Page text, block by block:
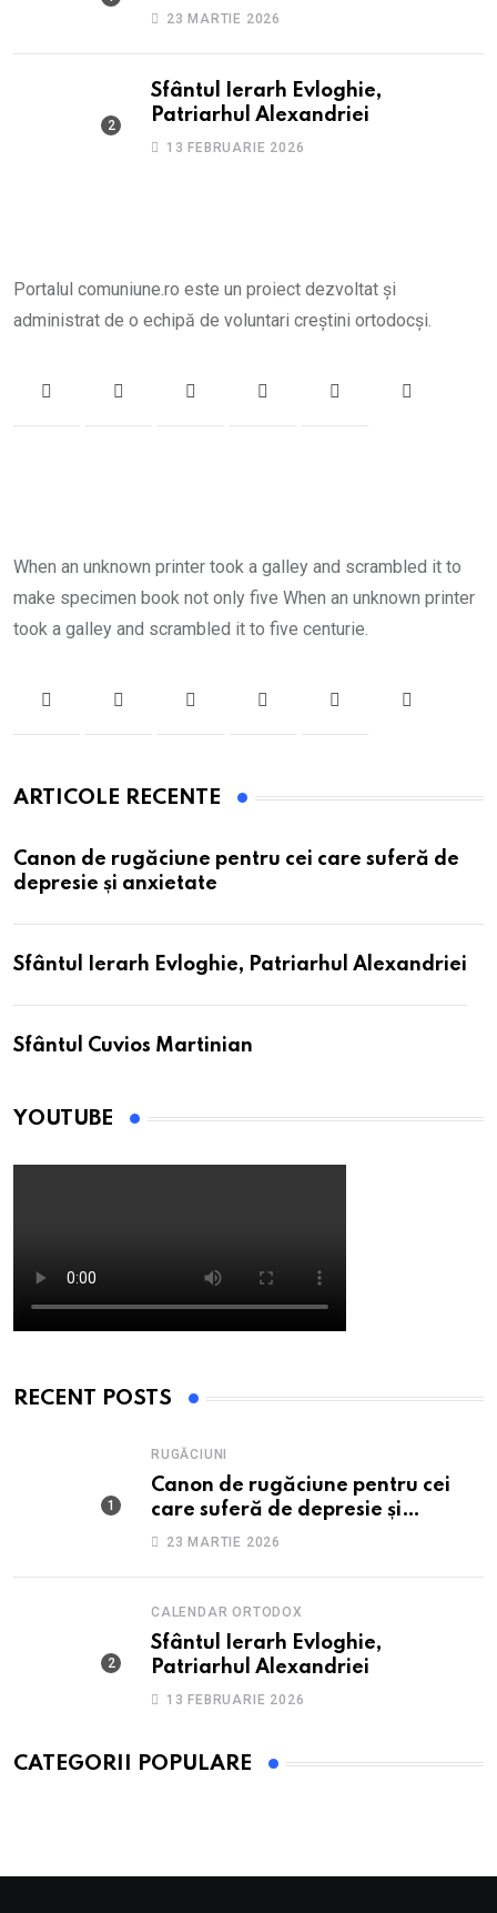
anxietate
23 MARTIE 2026
Sfântul Ierarh Evloghie,
Patriarhul Alexandriei
13 FEBRUARIE 2026
Portalul comuniune.ro este un proiect dezvoltat și
administrat de o echipă de voluntari creștini ortodocși.
When an unknown printer took a galley and scrambled it to
make specimen book not only five When an unknown printer
took a galley and scrambled it to five centurie.
ARTICOLE RECENTE
Canon de rugăciune pentru cei care suferă de
depresie și anxietate
Sfântul Ierarh Evloghie, Patriarhul Alexandriei
Sfântul Cuvios Martinian
YOUTUBE
RECENT POSTS
RUGĂCIUNI
Canon de rugăciune pentru cei
care suferă de depresie și
anxietate
23 MARTIE 2026
CALENDAR ORTODOX
Sfântul Ierarh Evloghie,
Patriarhul Alexandriei
13 FEBRUARIE 2026
CATEGORII POPULARE